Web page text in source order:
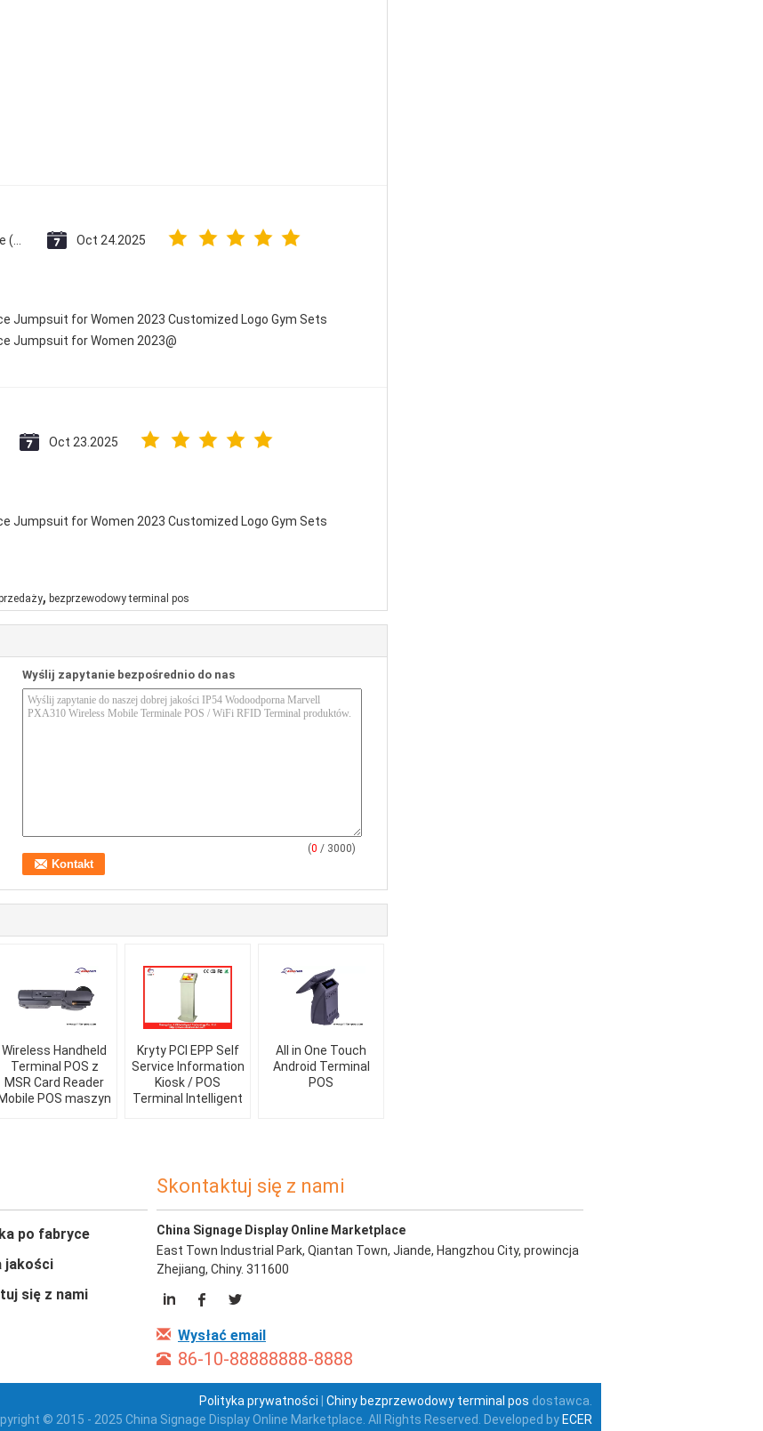
Oct 24.2025
Jumpsuit for Women 2023 Customized Logo Gym Sets
Jumpsuit for Women 2023@
Oct 23.2025
Jumpsuit for Women 2023 Customized Logo Gym Sets
, bezprzewodowy terminal pos
Wyślij zapytanie bezpośrednio do nas
(0 / 3000)
Wireless Handheld
Terminal POS z
MSR Card Reader
Mobile POS maszyn
Kryty PCI EPP Self
Service Information
Kiosk / POS
Terminal Intelligent
All in One Touch
Android Terminal
POS
po fabryce
jakości
się z nami
Skontaktuj się z nami
China Signage Display Online Marketplace
East Town Industrial Park, Qiantan Town, Jiande, Hangzhou City, prowincja
Zhejiang, Chiny. 311600
Wysłać email
86-10-88888888-8888
Polityka prywatności Chiny bezprzewodowy terminal pos dostawca.
© 2015 - 2025 China Signage Display Online Marketplace. All Rights Reserved. Developed by ECER